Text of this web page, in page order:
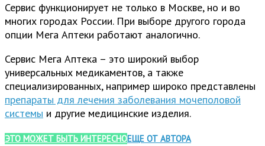
Сервис функционирует не только в Москве, но и во
многих городах России. При выборе другого города
опции Мега Аптеки работают аналогично.
Сервис Мега Аптека – это широкий выбор
универсальных медикаментов, а также
специализированных, например широко представлены
препараты для лечения заболевания мочеполовой
системы и другие медицинские изделия.
ЭТО МОЖЕТ БЫТЬ ИНТЕРЕСНОЕЩЕ ОТ АВТОРА